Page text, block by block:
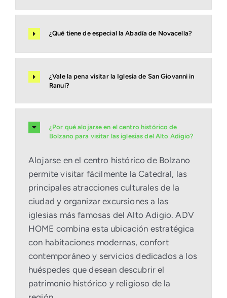
¿Qué tiene de especial la Abadía de Novacella?
¿Vale la pena visitar la Iglesia de San Giovanni in
Ranui?
¿Por qué alojarse en el centro histórico de
Bolzano para visitar las iglesias del Alto Adigio?
Alojarse en el centro histórico de Bolzano
permite visitar fácilmente la Catedral, las
principales atracciones culturales de la
ciudad y organizar excursiones a las
iglesias más famosas del Alto Adigio. ADV
HOME combina esta ubicación estratégica
con habitaciones modernas, confort
contemporáneo y servicios dedicados a los
huéspedes que desean descubrir el
patrimonio histórico y religioso de la